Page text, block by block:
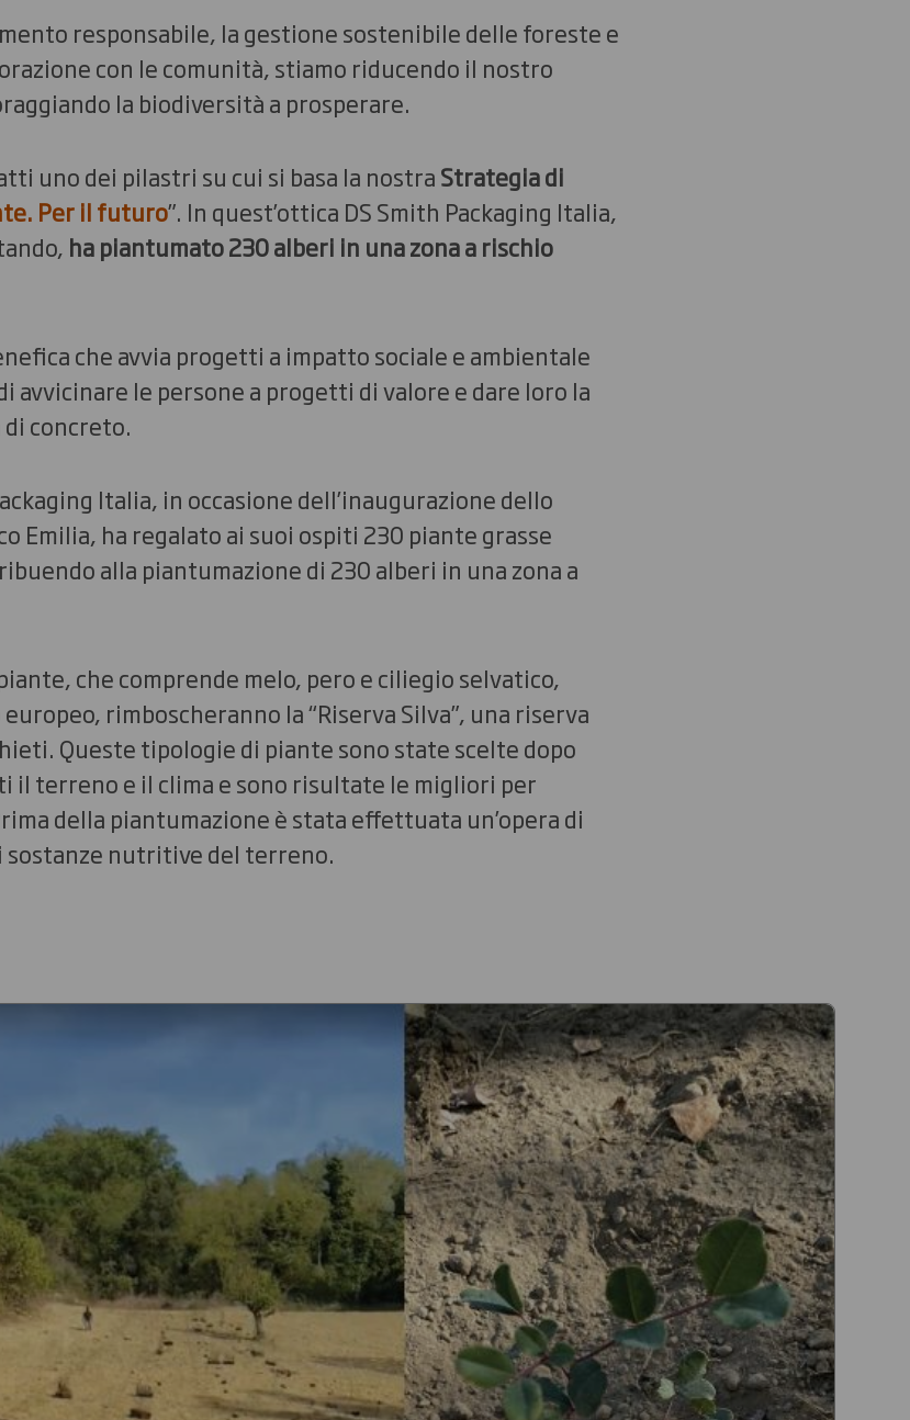
responsabile, la gestione sostenibile delle foreste e
con le comunità, stiamo riducendo il nostro
la biodiversità a prosperare.
uno dei pilastri su cui si basa la nostraStrategia di
Per il futuro”. In quest’ottica DS Smith Packaging Italia,
ha piantumato 230 alberi in una zona a rischio
che avvia progetti a impatto sociale e ambientale
avvicinare le persone a progetti di valore e dare loro la
concreto.
Italia, in occasione dell’inaugurazione dello
Emilia, ha regalato ai suoi ospiti 230 piante grasse
alla piantumazione di 230 alberi in una zona a
che comprende melo, pero e ciliegio selvatico,
rimboscheranno la “Riserva Silva”, una riserva
Queste tipologie di piante sono state scelte dopo
il terreno e il clima e sono risultate le migliori per
della piantumazione è stata effettuata un’opera di
nutritive del terreno.